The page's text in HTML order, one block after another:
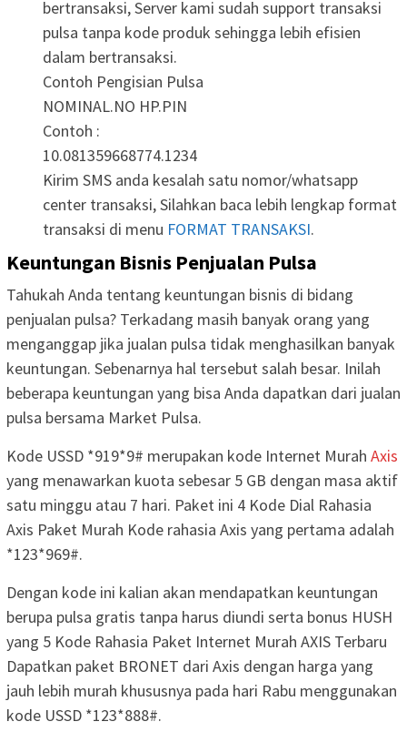
bertransaksi, Server kami sudah support transaksi
pulsa tanpa kode produk sehingga lebih efisien
dalam bertransaksi.
Contoh Pengisian Pulsa
NOMINAL.NO HP.PIN
Contoh :
10.081359668774.1234
Kirim SMS anda kesalah satu nomor/whatsapp
center transaksi, Silahkan baca lebih lengkap format
transaksi di menu FORMAT TRANSAKSI.
Keuntungan Bisnis Penjualan Pulsa
Tahukah Anda tentang keuntungan bisnis di bidang
penjualan pulsa? Terkadang masih banyak orang yang
menganggap jika jualan pulsa tidak menghasilkan banyak
keuntungan. Sebenarnya hal tersebut salah besar. Inilah
beberapa keuntungan yang bisa Anda dapatkan dari jualan
pulsa bersama Market Pulsa.
Kode USSD *919*9# merupakan kode Internet Murah Axis
yang menawarkan kuota sebesar 5 GB dengan masa aktif
satu minggu atau 7 hari. Paket ini 4 Kode Dial Rahasia
Axis Paket Murah Kode rahasia Axis yang pertama adalah
*123*969#.
Dengan kode ini kalian akan mendapatkan keuntungan
berupa pulsa gratis tanpa harus diundi serta bonus HUSH
yang 5 Kode Rahasia Paket Internet Murah AXIS Terbaru
Dapatkan paket BRONET dari Axis dengan harga yang
jauh lebih murah khususnya pada hari Rabu menggunakan
kode USSD *123*888#.